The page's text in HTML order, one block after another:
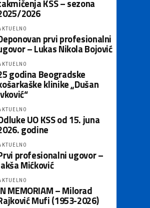
KSS – sezona
2026
prvi profesionalni
– Lukas Nikola Bojović
godina Beogradske
klinike „Dušan
UO KSS od 15. juna
godine
profesionalni ugovor –
Mićković
MEMORIAM – Milorad
Mufi (1953-2026)